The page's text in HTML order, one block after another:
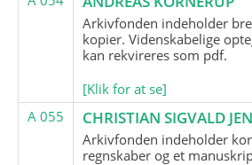
Arkivfonden indeholder
kopier. Videnskabelige
kan rekvireres som pdf.
[Klik for at se]
A 055
CHRISTIAN SIGVALD
Arkivfonden indeholder
regnskaber og et